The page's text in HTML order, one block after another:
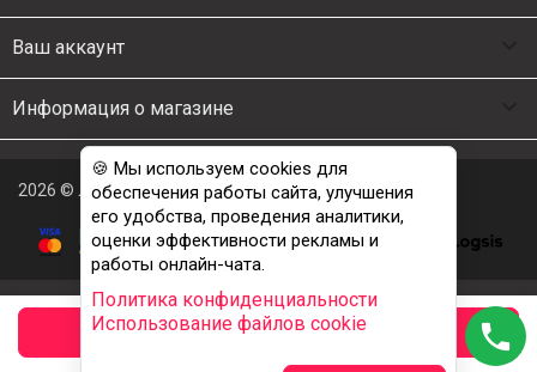
Ваш аккаунт
Информация о магазине
2026 © Люкс Постель
🍪 Мы используем cookies для
обеспечения работы сайта, улучшения
его удобства, проведения аналитики,
оценки эффективности рекламы и
работы онлайн-чата.
Политика конфиденциальности
Использование файлов cookie
phone
заказать